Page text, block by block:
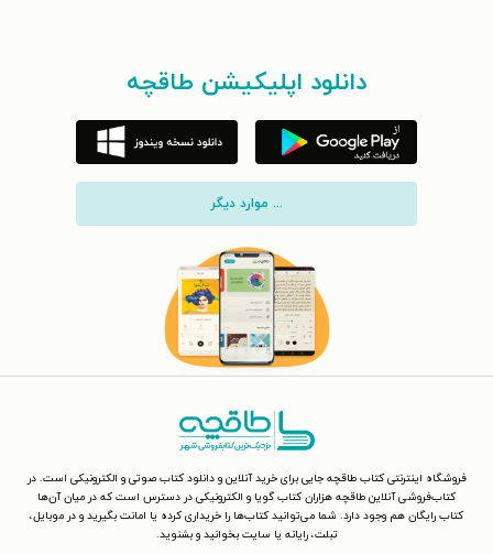
دانلود اپلیکیشن طاقچه
... موارد دیگر
فروشگاه اینترنتی کتاب طاقچه جایی برای خرید آنلاین و دانلود کتاب صوتی و الکترونیکی است. در
کتاب‌فروشی آنلاین طاقچه هزاران کتاب گویا و الکترونیکی در دسترس است که در میان آن‌ها
کتاب رایگان هم وجود دارد. شما می‌توانید کتاب‌ها را خریداری کرده یا امانت بگیرید و در موبایل،
تبلت، رایانه یا سایت بخوانید و بشنوید.